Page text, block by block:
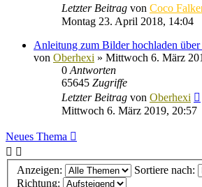
Letzter Beitrag von Coco
Montag 23. April 2018, 14:04
Anleitung zum Bilder hochladen über
von Oberhexi » Mittwoch 6. März
0 Antworten
65645 Zugriffe
Letzter Beitrag von Oberhexi
Mittwoch 6. März 2019, 20:57
Neues Thema
Anzeigen:
Sortiere nach:
Richtung: